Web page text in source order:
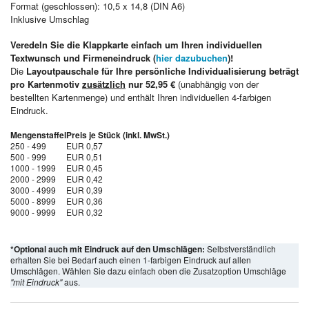
Format (geschlossen): 10,5 x 14,8 (DIN A6)
Inklusive Umschlag
Veredeln Sie die Klappkarte einfach um Ihren individuellen
Textwunsch und Firmeneindruck (hier dazubuchen)!
Die Layoutpauschale für Ihre persönliche Individualisierung beträgt
pro Kartenmotiv zusätzlich nur 52,95 € (unabhängig von der
bestellten Kartenmenge) und enthält Ihren individuellen 4-farbigen
Eindruck.
MengenstaffelPreis je Stück (inkl. MwSt.)
250 - 499
EUR 0,57
500 - 999
EUR 0,51
1000 - 1999
EUR 0,45
2000 - 2999
EUR 0,42
3000 - 4999
EUR 0,39
5000 - 8999
EUR 0,36
9000 - 9999
EUR 0,32
*Optional auch mit Eindruck auf den Umschlägen: Selbstverständlich
erhalten Sie bei Bedarf auch einen 1-farbigen Eindruck auf allen
Umschlägen. Wählen Sie dazu einfach oben die Zusatzoption Umschläge
"mit Eindruck"aus.